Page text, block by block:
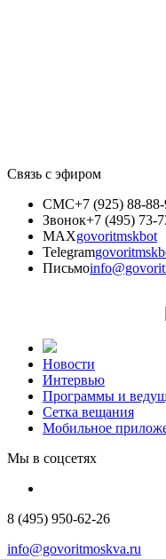
Связь с эфиром
СМС+7 (925) 88-
Звонок+7 (495) 73-
MAXgovoritmskbot
Telegram
Письмо
Новости
Интервью
Программы и
Сетка вещания
Мобильное
Мы в соцсетях
8 (495) 950-62-26
info@govoritmoskva.ru